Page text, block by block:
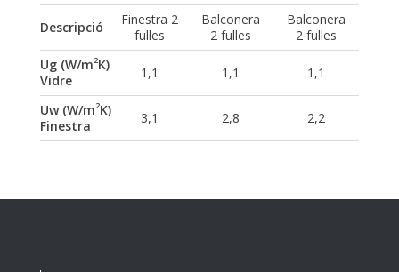
Descripció
Finestra 2
fulles
Balconera
2 fulles
Balconera
2 fulles
Ug (W/m2K)
Vidre
1,1 1,1 1,1
Uw (W/m2K)
Finestra
3,1 2,8 2,2